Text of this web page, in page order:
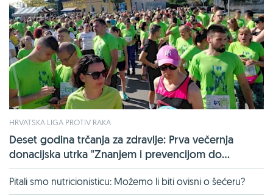
HRVATSKA LIGA PROTIV RAKA
Deset godina trčanja za zdravlje: Prva večernja
donacijska utrka "Znanjem i prevencijom do...
Pitali smo nutricionisticu: Možemo li biti ovisni o šećeru?